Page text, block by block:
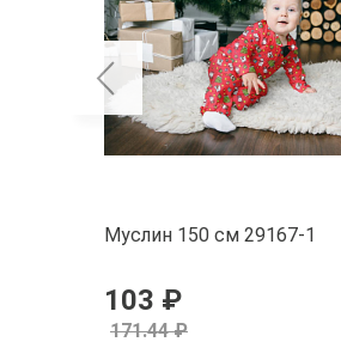
Муслин 150 см 29167-1
103 ₽
171.44 ₽